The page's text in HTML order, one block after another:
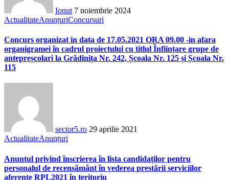
Ionut 7 noiembrie 2024
ActualitateAnunțuriConcursuri
Concurs organizat in data de 17.05.2021 ORA 09.00 -in afara
organigramei în cadrul proiectului cu titlul Înființare grupe de
antepreșcolari la Grădinița Nr. 242, Școala Nr. 125 și Școala Nr.
115
sector5.ro 29 aprilie 2021
ActualitateAnunțuri
Anuntul privind înscrierea în lista candidaților pentru
personalul de recensământ în vederea prestării serviciilor
aferente RPL2021 în teritoriu